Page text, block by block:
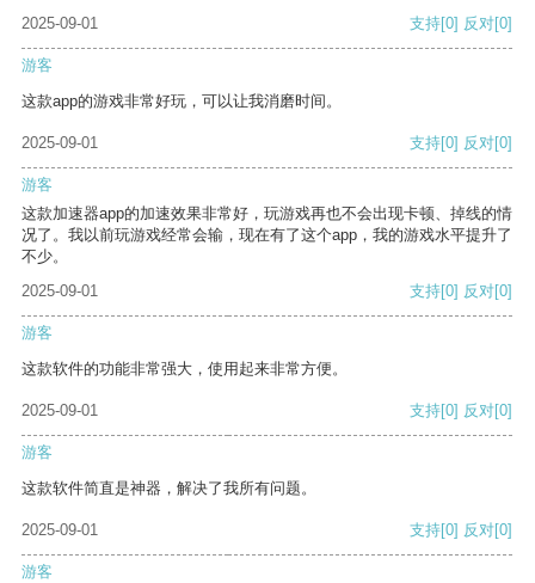
2025-09-01
支持[0] 反对[0]
游客
这款app的游戏非常好玩，可以让我消磨时间。
2025-09-01 支持[0] 反对[0]
游客
这款加速器app的加速效果非常好，玩游戏再也不会出现卡顿、掉线的情
况了。我以前玩游戏经常会输，现在有了这个app，我的游戏水平提升了
不少。
2025-09-01
支持[0] 反对[0]
游客
这款软件的功能非常强大，使用起来非常方便。
2025-09-01 支持[0] 反对[0]
游客
这款软件简直是神器，解决了我所有问题。
2025-09-01 支持[0] 反对[0]
游客